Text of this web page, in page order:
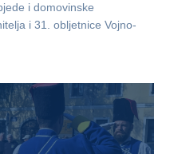
i domovinske
i 31. obljetnice Vojno-